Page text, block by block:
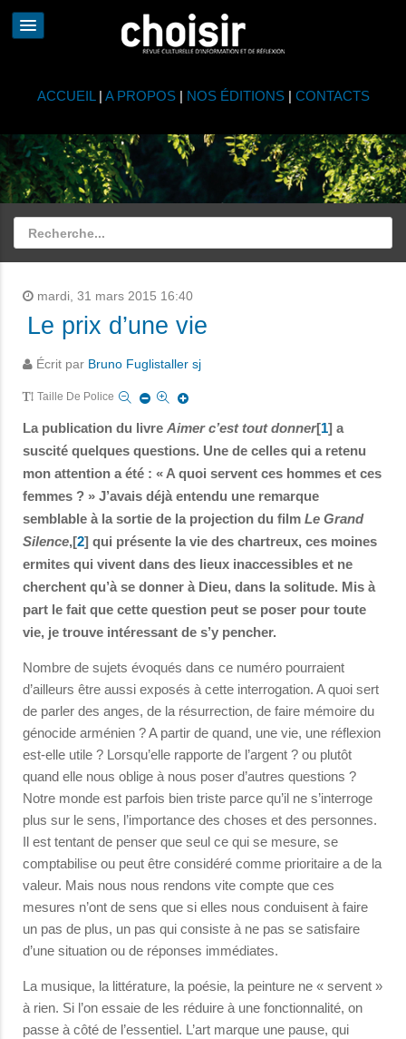
ACCUEIL | A PROPOS| NOS ÉDITIONS| CONTACTS
mardi, 31 mars 2015 16:40
Le prix d’une vie
Écrit par Bruno Fuglistaller sj
Taille De Police
La publication du livre Aimer c’est tout donner[1] a
suscité quelques questions. Une de celles qui a retenu
mon attention a été : « A quoi servent ces hommes et ces
femmes ? » J’avais déjà entendu une remarque
semblable à la sortie de la projection du film Le Grand
Silence,[2] qui présente la vie des chartreux, ces moines
ermites qui vivent dans des lieux inaccessibles et ne
cherchent qu’à se donner à Dieu, dans la solitude. Mis à
part le fait que cette question peut se poser pour toute
vie, je trouve intéressant de s’y pencher.
Nombre de sujets évoqués dans ce numéro pourraient
d’ailleurs être aussi exposés à cette interrogation. A quoi sert
de parler des anges, de la résurrection, de faire mémoire du
génocide arménien ? A partir de quand, une vie, une réflexion
est-elle utile ? Lorsqu’elle rapporte de l’argent ? ou plutôt
quand elle nous oblige à nous poser d’autres questions ?
Notre monde est parfois bien triste parce qu’il ne s’interroge
plus sur le sens, l’importance des choses et des personnes.
Il est tentant de penser que seul ce qui se mesure, se
comptabilise ou peut être considéré comme prioritaire a de la
valeur. Mais nous nous rendons vite compte que ces
mesures n’ont de sens que si elles nous conduisent à faire
un pas de plus, un pas qui consiste à ne pas se satisfaire
d’une situation ou de réponses immédiates.
La musique, la littérature, la poésie, la peinture ne « servent »
à rien. Si l’on essaie de les réduire à une fonctionnalité, on
passe à côté de l’essentiel. L’art marque une pause, qui